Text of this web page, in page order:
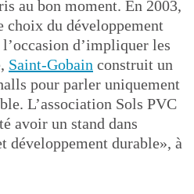
au bon moment. En 2003,
choix du développement
d’impliquer les
Saint-Gobain construit un
pour parler uniquement
L’association Sols PVC
avoir un stand dans
développement durable», à